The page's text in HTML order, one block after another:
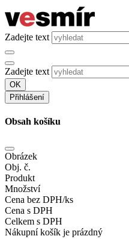
Zadejte text
Zadejte text
OK
Přihlášení
Obsah košíku
Obrázek
Obj. č.
Produkt
Množství
Cena bez DPH/ks
Cena s DPH
Celkem s DPH
Nákupní košík je prázdný